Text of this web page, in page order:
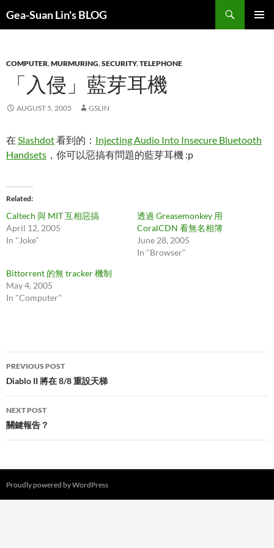
Gea-Suan Lin's BLOG
COMPUTER,MURMURING,SECURITY,TELEPHONE
「入侵」藍芽耳機
AUGUST 5, 2005 GSLIN
在 Slashdot看到的： Injecting Audio Into Insecure Bluetooth
Handsets ，你可以惡搞有問題的藍芽耳機 :p
Related
Caltech 與 MIT 互相惡搞
April 12, 2005
In "Joke"
透過 Greasemonkey 用
CoralCDN 看無名相簿
June 28, 2005
In "Browser"
Bittorrent 的無 tracker 機制
May 4, 2005
In "Computer"
Post
navigation
PREVIOUS POST
Diablo II 將在 8/8 重設天梯
NEXT POST
關鍵報告？
Proudly powered by WordPress